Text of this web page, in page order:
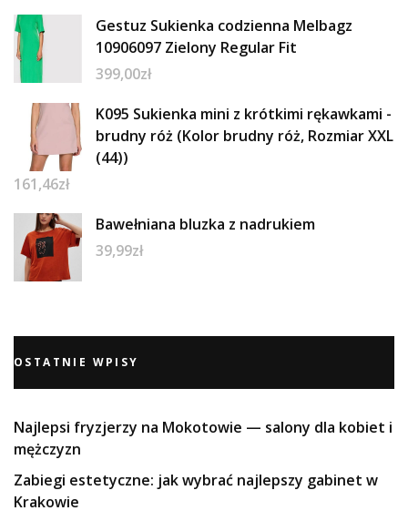
Gestuz Sukienka codzienna Melbagz
10906097 Zielony Regular Fit
399,00zł
K095 Sukienka mini z krótkimi rękawkami -
brudny róż (Kolor brudny róż, Rozmiar XXL
(44))
161,46zł
Bawełniana bluzka z nadrukiem
39,99zł
OSTATNIE WPISY
Najlepsi fryzjerzy na Mokotowie — salony dla kobiet i
mężczyzn
Zabiegi estetyczne: jak wybrać najlepszy gabinet w
Krakowie